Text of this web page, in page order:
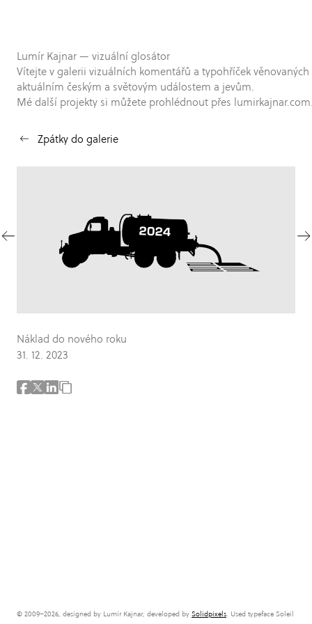
Lumír Kajnar — vizuální glosátor
Vítejte v galerii vizuálních komentářů a typohříček věnovaných
aktuálním českým a světovým událostem a jevům.
Mé další projekty si můžete prohlédnout přes
Zpátky do galerie
Náklad do nového roku
31. 12. 2023
© 2009–2026, designed by Lumír Kajnar, developed by Solidpixels. Used typeface Soleil